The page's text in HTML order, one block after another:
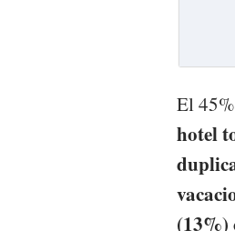
El
hotel
(13%)